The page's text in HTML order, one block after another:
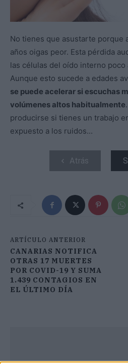
No tienes que asustarte porque
años oigas peor. Esta pérdida
las células del oído interno
Aunque esto sucede a edades
se puede acelerar si escuchas
volúmenes altos habitualmente
producirse si tienes un trabajo
expuesto a los ruidos...
Atrás
ARTÍCULO ANTERIOR
CANARIAS NOTIFICA
OTRAS 17 MUERTES
POR COVID-19 Y SUMA
1.439 CONTAGIOS EN
EL ÚLTIMO DÍA